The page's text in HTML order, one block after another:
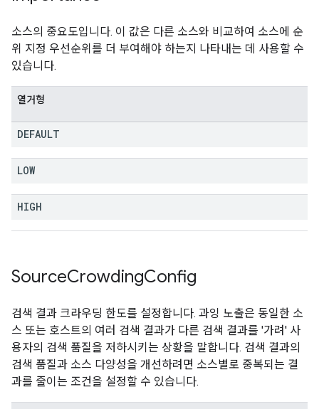
소스의 중요도입니다. 이 값은 다른 소스와 비교하여 소스에 순
위 지정 우선순위를 더 부여해야 하는지 나타내는 데 사용할 수
있습니다.
열거형
DEFAULT
LOW
HIGH
SourceCrowdingConfig
검색 결과 크라우딩 한도를 설정합니다. 과잉 노출은 동일한 소
스 또는 호스트의 여러 검색 결과가 다른 검색 결과를 '가려' 사
용자의 검색 품질을 저하시키는 상황을 말합니다. 검색 결과의
검색 품질과 소스 다양성을 개선하려면 소스별로 중복되는 결
과를 줄이는 조건을 설정할 수 있습니다.